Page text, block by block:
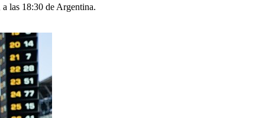
las 18:30 de Argentina.